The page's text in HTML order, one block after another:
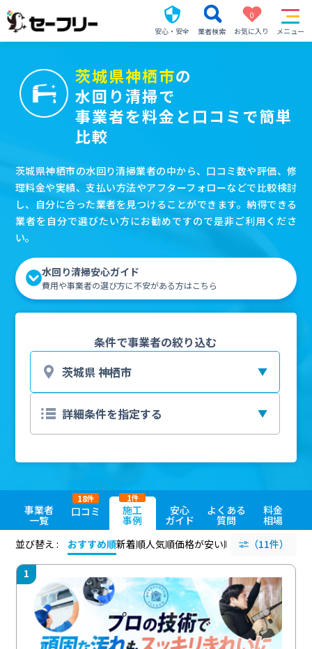
安心・安全 業者検索
0
お気に入り
メニュー
茨城県神栖市の
水回り清掃で
事業者を料金と口コミで簡単
比較
茨城県神栖市の水回り清掃業者の中から、口コミ数や評価、修
理料金や実績、支払い方法やアフターフォローなどで比較検討
し、自分に合った業者を見つけることができます。納得できる
業者を自分で選びたい方にお勧めですので是非ご利用くださ
い。
水回り清掃安心ガイド
費用や事業者の選び方に不安がある方はこちら
条件で事業者の絞り込む
事業者
一覧
口コミ
18件
施工
事例
1件
安心
ガイド
よくある
質問
料金
相場
並び替え :
おすすめ順新着順人気順価格が安い順 評価が高い順
（11件）
1